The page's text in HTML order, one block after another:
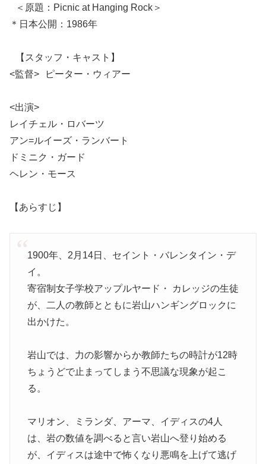
＜原題：Picnic at Hanging Rock＞
＊日本公開：1986年
【スタッフ・キャスト】
<監督> ピーター・ウィアー
<出演>
レイチェル・ロバーツ
アン=ルイーズ・ランバート
ドミニク・ガード
ヘレン・モース
【あらすじ】
1900年、2月14日、セイント・バレンタイン・デ
イ。
寄宿制女子学校アップルヤード・ カレッジの生徒
が、二人の教師とともに岩山ハンギングロックに
出かけた。
岩山では、力の影響からか教師たちの時計が12時
ちょうどで止まってしまう不思議な現象が起こ
る。
マリオン、ミランダ、アーマ、イディスの4人
は、岩の数値を調べると言い岩山へ登り始める
が、イディスは途中で怖くなり悪鳴を上げて逃げ